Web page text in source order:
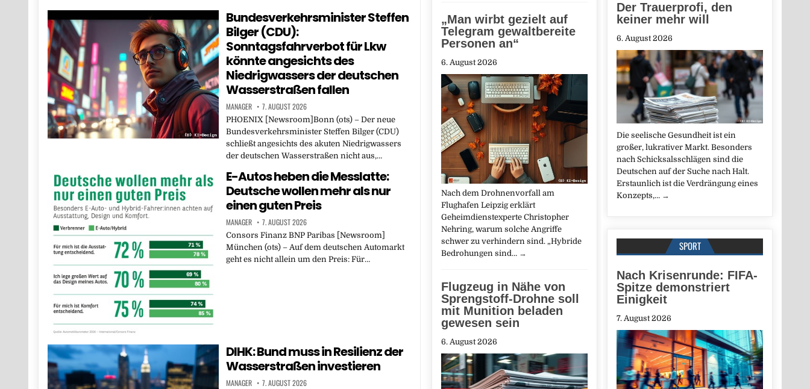
Bundesverkehrsminister Steffen
Bilger (CDU):
Sonntagsfahrverbot für Lkw
könnte angesichts des
Niedrigwassers der deutschen
Wasserstraßen fallen
MANAGER 7. AUGUST 2026
PHOENIX [Newsroom]Bonn (ots) – Der neue
Bundesverkehrsminister Steffen Bilger (CDU)
schließt angesichts des akuten Niedrigwassers
der deutschen Wasserstraßen nicht aus,…
E-Autos heben die Messlatte:
Deutsche wollen mehr als nur
einen guten Preis
MANAGER 7. AUGUST 2026
Consors Finanz BNP Paribas [Newsroom]
München (ots) – Auf dem deutschen Automarkt
geht es nicht allein um den Preis: Für…
DIHK: Bund muss in Resilienz der
Wasserstraßen investieren
MANAGER 7. AUGUST 2026
Der Trauerprofi, den
keiner mehr will
6. August 2026
Die seelische Gesundheit ist ein
großer, lukrativer Markt. Besonders
nach Schicksalsschlägen sind die
Deutschen auf der Suche nach Halt.
Erstaunlich ist die Verdrängung eines
Konzepts,… →
SPORT
Nach Krisenrunde: FIFA-
Spitze demonstriert
Einigkeit
7. August 2026
„Man wirbt gezielt auf
Telegram gewaltbereite
Personen an“
6. August 2026
Nach dem Drohnenvorfall am
Flughafen Leipzig erklärt
Geheimdienstexperte Christopher
Nehring, warum solche Angriffe
schwer zu verhindern sind. „Hybride
Bedrohungen sind… →
Flugzeug in Nähe von
Sprengstoff-Drohne soll
mit Munition beladen
gewesen sein
6. August 2026